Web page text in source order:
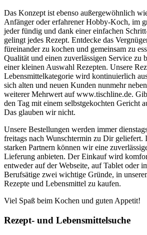
Das Konzept ist ebenso außergewöhnlich
Anfänger oder erfahrener Hobby-Koch, im
jeder fündig und dank einer einfachen
gelingt jedes Rezept. Entdecke das
füreinander zu kochen und gemeinsam zu
Qualität und einen zuverlässigen Service zu
einer kleinen Auswahl Rezepten. Unsere
Lebensmittelkategorie wird kontinuierlich
sich alten und neuen Kunden nunmehr
weiterer Mehrwert auf www.tischline.de.
den Tag mit einem selbstgekochten Gericht
Das glauben wir nicht.
Unsere Bestellungen werden immer
freitags nach Wunschtermin zu Dir
starken Partnern können wir eine
Lieferung anbieten. Der Einkauf wird
entweder auf der Webseite, auf Tablet oder
Berufsätige zwei wichtige Gründe, in
Rezepte und Lebensmittel zu kaufen.
Viel Spaß beim Kochen und guten Appetit!
Rezept- und Lebensmittelsuche